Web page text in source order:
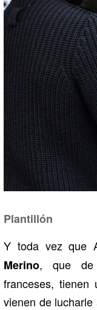
Plantillón
Y toda vez que
Merino, que de
franceses, tienen
vienen de